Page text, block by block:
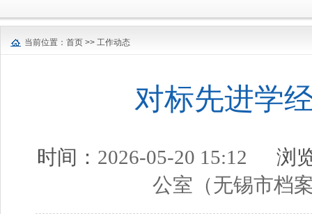
当前位置： 首页 >> 工作动态
对标先进学
时间： 2026-05-20 15:12 浏
公室（无锡市档